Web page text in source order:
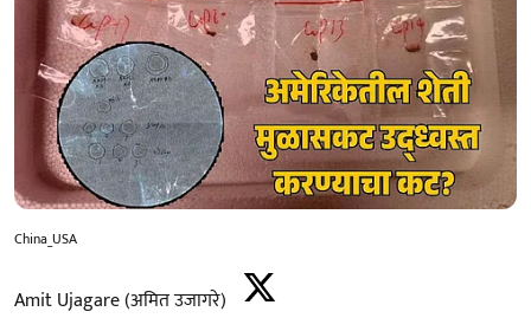
China_USA
Amit Ujagare (अमित उजागरे)